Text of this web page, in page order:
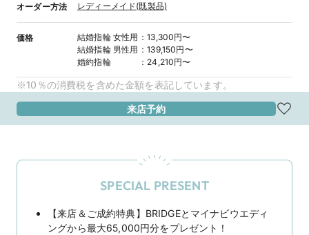
オーダー方法 レディーメイド(既製品)
価格 結婚指輪 女性用 ：13,300円〜
結婚指輪 男性用 ：139,150円〜
婚約指輪
： 24,210円〜
※10％の消費税を含めた金額を表記しています。
来店予約
SPECIAL PRESENT
【来店＆ご成約特典】BRIDGEとマイナビウエディ
ングから最大65,000円分をプレゼント！